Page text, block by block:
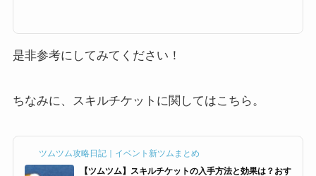
ベントクリア報酬ツムをス...
是非参考にしてみてください！
ちなみに、スキルチケットに関してはこちら。
ツムツム攻略日記｜イベント新ツムまとめ
【ツムツム】スキルチケットの入手方法と効果は？おす